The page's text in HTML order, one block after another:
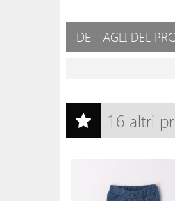
DETTAGLI DEL
16 altri